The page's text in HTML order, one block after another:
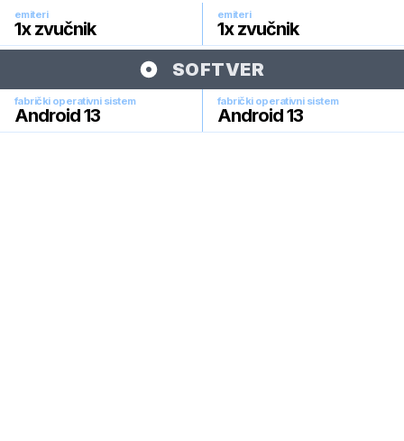
emiteri
1x zvučnik
emiteri
1x zvučnik
SOFTVER
fabrički operativni sistem
Android 13
fabrički operativni sistem
Android 13